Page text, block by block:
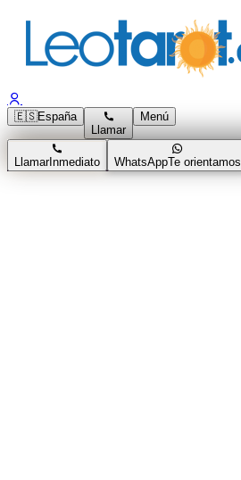
🇪🇸España
Llamar
Menú
LlamarInmediato WhatsAppTe orientamos